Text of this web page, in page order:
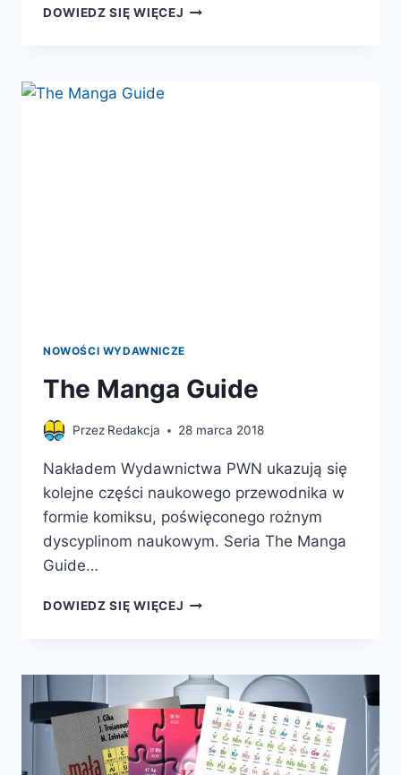
DOWIEDZ SIĘ WIĘCEJ THE
NOWOŚCI WYDAWNICZE
The Manga Guide
Przez Redakcja 28 marca 2018
Nakładem Wydawnictwa PWN ukazują się
kolejne części naukowego przewodnika w
formie komiksu, poświęconego rożnym
dyscyplinom naukowym. Seria The Manga
Guide…
DOWIEDZ SIĘ WIĘCEJ THE